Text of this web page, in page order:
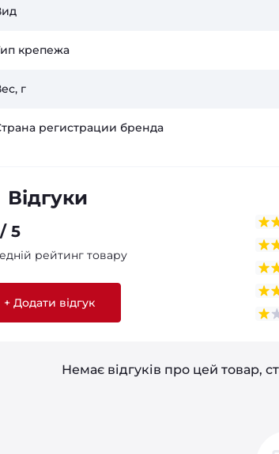
крепежа
г
регистрации бренда
Відгуки
/ 5
рейтинг товару
+ Додати відгук
Немає відгуків про цей товар,